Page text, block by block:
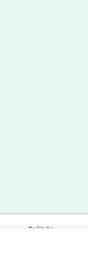
Polityka